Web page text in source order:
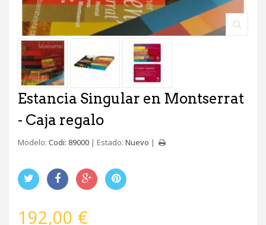
Estancia Singular en Montserrat
- Caja regalo
Modelo: Codi: 89000 Estado: Nuevo
192,00 €